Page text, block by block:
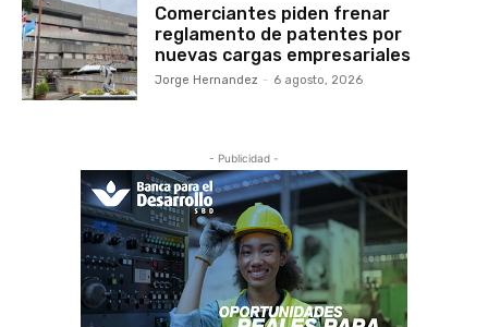
Comerciantes piden frenar
reglamento de patentes por
nuevas cargas empresariales
Jorge Hernandez - 6 agosto, 2026
- Publicidad -